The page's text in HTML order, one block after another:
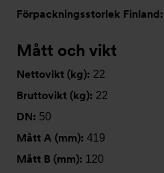
Förpackningsstorlek Finland:
Mått och vikt
Nettovikt (kg): 22
Bruttovikt (kg): 22
DN: 50
Mått A (mm): 419
Mått B (mm): 120